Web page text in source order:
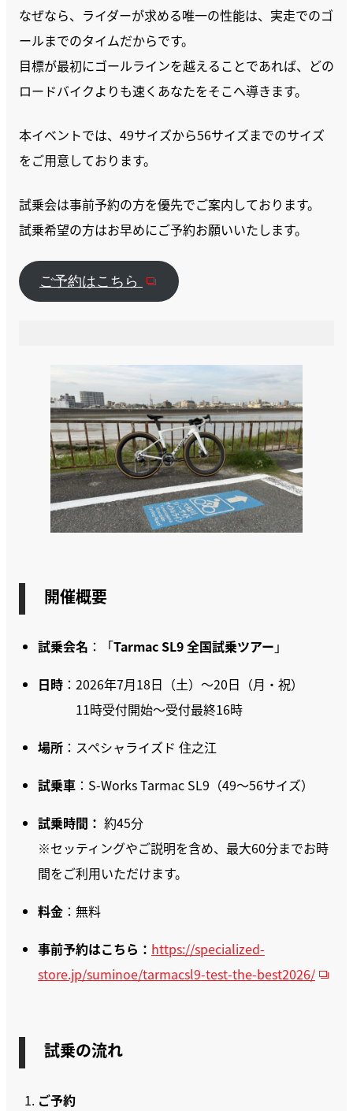
なぜなら、ライダーが求める唯一の性能は、実走でのゴ
ールまでのタイムだからです。
目標が最初にゴールラインを越えることであれば、どの
ロードバイクよりも速くあなたをそこへ導きます。
本イベントでは、49サイズから56サイズまでのサイズ
をご用意しております。
試乗会は事前予約の方を優先でご案内しております。
試乗希望の方はお早めにご予約お願いいたします。
ご予約はこちら
開催概要
試乗会名 ：「Tarmac SL9 全国試乗ツアー 」
日時 ：2026年7月18日（土）～20日（月・祝）
11時受付開始〜受付最終16時
場所 ：スペシャライズド 住之江
試乗車 ：S-Works Tarmac SL9（49～56サイズ）
試乗時間： 約45分
※セッティングやご説明を含め、最大60分までお時
間をご利用いただけます。
料金 ：無料
事前予約はこちら： https://specialized-
store.jp/suminoe/tarmacsl9-test-the-best2026/
試乗の流れ
ご予約